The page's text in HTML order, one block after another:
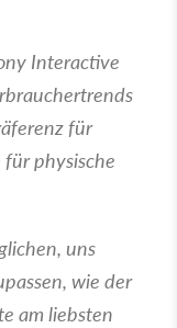
Interactive
für
physische
uns
wie der
am liebsten